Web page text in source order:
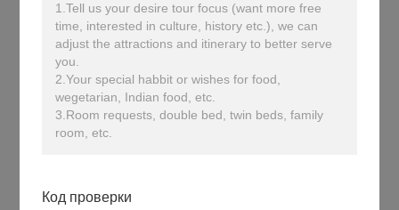
1.Tell us your desire tour focus (want more free
time, interested in culture, history etc.), we can
adjust the attractions and itinerary to better serve
you.
2.Your special habbit or wishes for food,
wegetarian, Indian food, etc.
3.Room requests, double bed, twin beds, family
room, etc.
Код проверки